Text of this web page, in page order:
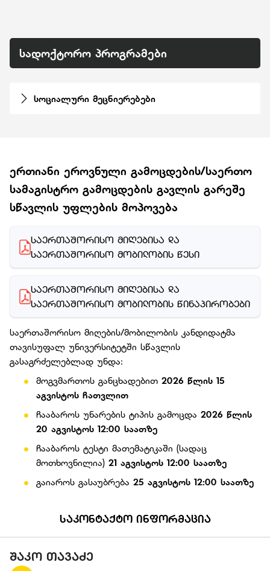
სადოქტორო პროგრამები
სოციალური მეცნიერებები
ერთიანი ეროვნული გამოცდების/საერთო
სამაგისტრო გამოცდების გავლის გარეშე
სწავლის უფლების მოპოვება
ᲡᲐᲔᲠᲗᲐᲨᲝᲠᲘᲡᲝ ᲛᲘᲦᲔᲑᲘᲡᲐ ᲓᲐ
ᲡᲐᲔᲠᲗᲐᲨᲝᲠᲘᲡᲝ ᲛᲝᲑᲘᲚᲝᲑᲘᲡ ᲬᲔᲡᲘ
ᲡᲐᲔᲠᲗᲐᲨᲝᲠᲘᲡᲝ ᲛᲘᲦᲔᲑᲘᲡᲐ ᲓᲐ
ᲡᲐᲔᲠᲗᲐᲨᲝᲠᲘᲡᲝ ᲛᲝᲑᲘᲚᲝᲑᲘᲡ ᲬᲘᲜᲐᲞᲘᲠᲝᲑᲔᲑᲘ
საერთაშორისო მიღების/მობილობის კანდიდატმა
თავისუფალ უნივერსიტეტში სწავლის
გასაგრძელებლად უნდა:
მოგვმართოს განცხადებით 2026 წლის 15
აგვისტოს ჩათვლით
ჩააბაროს უნარების ტიპის გამოცდა 2026 წლის
20 აგვისტოს 12:00 საათზე
ჩააბაროს ტესტი მათემატიკაში (სადაც
მოთხოვნილია) 21 აგვისტოს 12:00 საათზე
გაიაროს გასაუბრება 25 აგვისტოს 12:00 საათზე
ᲡᲐᲙᲝᲜᲢᲐᲥᲢᲝ ᲘᲜᲤᲝᲠᲛᲐᲪᲘᲐ
ᲨᲐᲙᲝ ᲗᲐᲕᲐᲫᲔ